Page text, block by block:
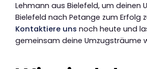
Lehmann aus Bielefeld, um deinen
Bielefeld nach Petange zum Erfolg
Kontaktiere uns noch heute und
gemeinsam deine Umzugsträume